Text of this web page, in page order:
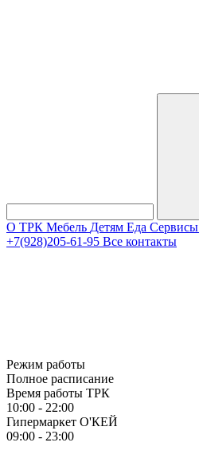
О ТРК Мебель Детям Еда Сервисы
+7(928)205-61-95 Все контакты
Режим работы
Полное расписание
Время работы ТРК
10:00 - 22:00
Гипермаркет О'КЕЙ
09:00 - 23:00